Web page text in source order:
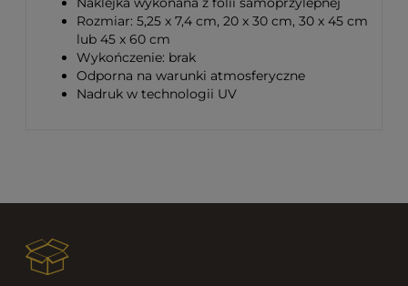
Rozmiar: 5,25 x 7,4 cm, 20 x 30 cm, 30 x 45 cm
lub 45 x 60 cm
Wykończenie: brak
Odporna na warunki atmosferyczne
Nadruk w technologii UV